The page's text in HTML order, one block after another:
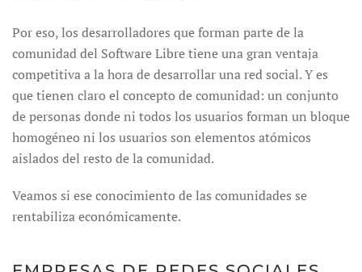
Por eso, los desarrolladores que forman parte de la
comunidad del Software Libre tiene una gran ventaja
competitiva a la hora de desarrollar una red social. Y es
que tienen claro el concepto de comunidad: un conjunto
de personas donde ni todos los usuarios forman un bloque
homogéneo ni los usuarios son elementos atómicos
aislados del resto de la comunidad.
Veamos si ese conocimiento de las comunidades se
rentabiliza económicamente.